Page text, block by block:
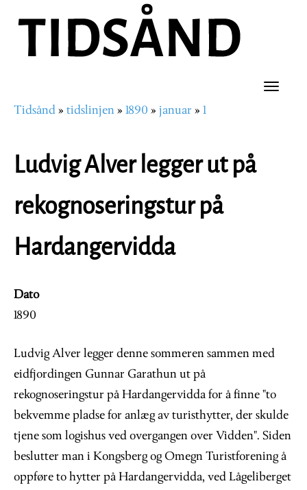
hovedinnhold
Toggle
Navigasjonssti
Tidsånd tidslinjen 1890 januar 1
Ludvig Alver legger ut på
rekognoseringstur på
Hardangervidda
Dato
1890
Ludvig Alver legger denne sommeren sammen med
eidfjordingen Gunnar Garathun ut på
rekognoseringstur på Hardangervidda for å finne "to
bekvemme pladse for anlæg av turisthytter, der skulde
tjene som logishus ved overgangen over Vidden". Siden
beslutter man i Kongsberg og Omegn Turistforening å
oppføre to hytter på Hardangervidda, ved Lågeliberget